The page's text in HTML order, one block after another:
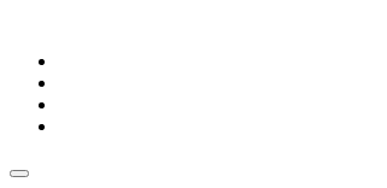
content
Skip
content
Open